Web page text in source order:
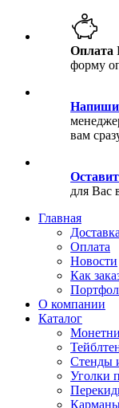
Оплата
форму
вам
для Вас
Главная
Доставка
Оплата
Новости
Как
О компании
Каталог
Стенды
Уголки
Карманы